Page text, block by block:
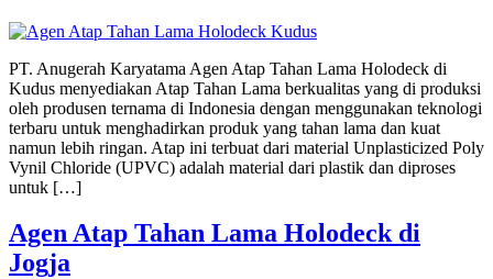
PT. Anugerah Karyatama Agen Atap Tahan Lama Holodeck di
Kudus menyediakan Atap Tahan Lama berkualitas yang di produksi
oleh produsen ternama di Indonesia dengan menggunakan teknologi
terbaru untuk menghadirkan produk yang tahan lama dan kuat
namun lebih ringan. Atap ini terbuat dari material Unplasticized Poly
Vynil Chloride (UPVC) adalah material dari plastik dan diproses
untuk […]
Agen Atap Tahan Lama Holodeck di
Jogja